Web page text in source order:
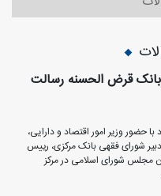
قرض الحسنه رسالت
حضور وزیر امور اقتصاد و دارایی،
شورای فقهی بانک مرکزی، رییس
مجلس شورای اسلامی در مرکز